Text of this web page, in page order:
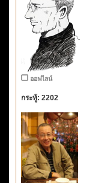
ออฟไลน์
กระทู้: 2202